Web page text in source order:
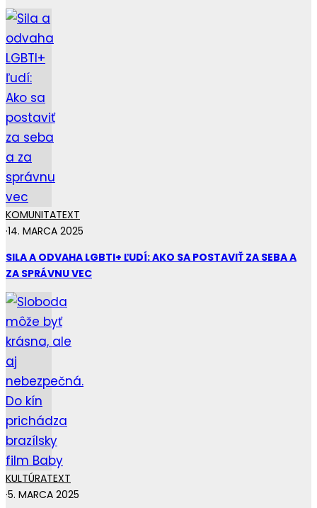
KOMUNITATEXT
·14. MARCA 2025
SILA A ODVAHA LGBTI+ ĽUDÍ: AKO SA POSTAVIŤ ZA SEBA A
ZA SPRÁVNU VEC
KULTÚRATEXT
·5. MARCA 2025